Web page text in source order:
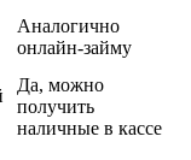
Аналогично
онлайн-займу
Да, можно
получить
наличные в кассе